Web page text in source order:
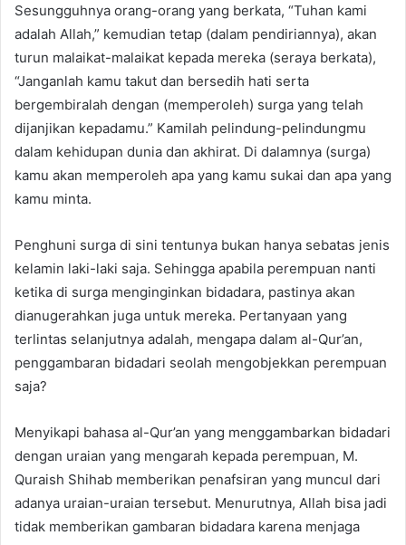
Sesungguhnya orang-orang yang berkata, “Tuhan kami
adalah Allah,” kemudian tetap (dalam pendiriannya), akan
turun malaikat-malaikat kepada mereka (seraya berkata),
“Janganlah kamu takut dan bersedih hati serta
bergembiralah dengan (memperoleh) surga yang telah
dijanjikan kepadamu.” Kamilah pelindung-pelindungmu
dalam kehidupan dunia dan akhirat. Di dalamnya (surga)
kamu akan memperoleh apa yang kamu sukai dan apa yang
kamu minta.
Penghuni surga di sini tentunya bukan hanya sebatas jenis
kelamin laki-laki saja. Sehingga apabila perempuan nanti
ketika di surga menginginkan bidadara, pastinya akan
dianugerahkan juga untuk mereka. Pertanyaan yang
terlintas selanjutnya adalah, mengapa dalam al-Qur’an,
penggambaran bidadari seolah mengobjekkan perempuan
saja?
Menyikapi bahasa al-Qur’an yang menggambarkan bidadari
dengan uraian yang mengarah kepada perempuan, M.
Quraish Shihab memberikan penafsiran yang muncul dari
adanya uraian-uraian tersebut. Menurutnya, Allah bisa jadi
tidak memberikan gambaran bidadara karena menjaga